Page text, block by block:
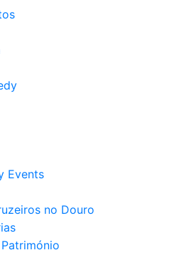
Events
no Douro​